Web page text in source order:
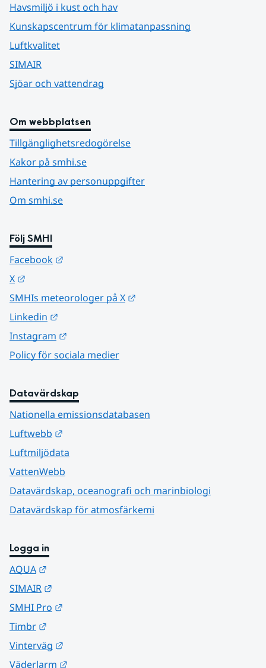
Havsmiljö i kust och hav
Kunskapscentrum för klimatanpassning
Luftkvalitet
SIMAIR
Sjöar och vattendrag
Om webbplatsen
Tillgänglighetsredogörelse
Kakor på smhi.se
Hantering av personuppgifter
Om smhi.se
Följ SMHI
Facebook
X
SMHIs meteorologer på X
Linkedin
Instagram
Policy för sociala medier
Datavärdskap
Nationella emissionsdatabasen
Luftwebb
Luftmiljödata
VattenWebb
Datavärdskap, oceanografi och marinbiologi
Datavärdskap för atmosfärkemi
Logga in
AQUA
SIMAIR
SMHI Pro
Timbr
Vinterväg
Väderlarm